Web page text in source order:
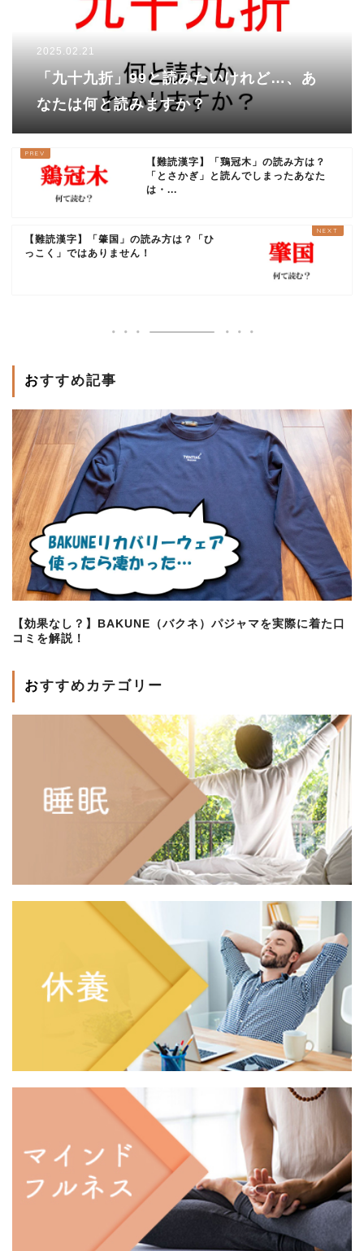
2025.02.21
「九十九折」99と読みたいけれど…、あ
なたは何と読みますか？
【難読漢字】「鶏冠木」の読み方は？
「とさかぎ」と読んでしまったあなた
は・...
【難読漢字】「肇国」の読み方は？「ひ
っこく」ではありません！
おすすめ記事
【効果なし？】BAKUNE（バクネ）パジャマを実際に着た口
コミを解説！
おすすめカテゴリー